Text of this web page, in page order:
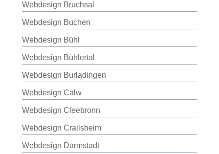
Webdesign Bruchsal
Webdesign Buchen
Webdesign Bühl
Webdesign Bühlertal
Webdesign Burladingen
Webdesign Calw
Webdesign Cleebronn
Webdesign Crailsheim
Webdesign Darmstadt